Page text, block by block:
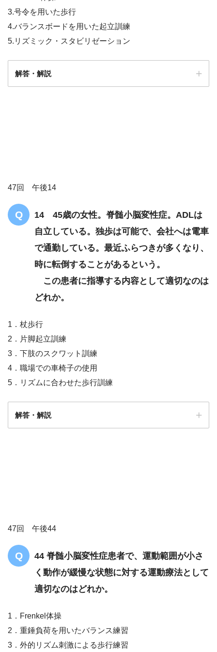
（多系統萎縮症を除く。
17 多系統萎縮症
3.号令を用いた歩行
4.バランスボードを用いた起立訓練
5.リズミック・スタビリゼーション
解答・解説
（多系統萎縮症を除く。
47回 午後14
14 45歳の女性。脊髄小脳変性症。ADLは
自立している。独歩は可能で、会社へは電車
で通勤している。最近ふらつきが多くなり、
時に転倒することがあるという。
この患者に指導する内容として適切なのは
どれか。
1．杖歩行
2．片脚起立訓練
3．下肢のスクワット訓練
4．職場での車椅子の使用
5．リズムに合わせた歩行訓練
解答・解説
ときに
脊髄小脳変性症の初期
性症理学療法ガイドライン
47回 午後44
44 脊髄小脳変性症患者で、運動範囲が小さ
く動作が緩慢な状態に対する運動療法として
適切なのはどれか。
1．Frenkel体操
2．重錘負荷を用いたバランス練習
3．外的リズム刺激による歩行練習